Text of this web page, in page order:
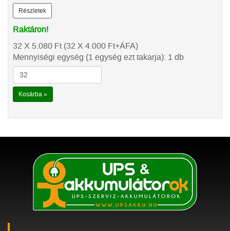
Részletek
Raktáron!
32 X 5.080 Ft(32 X 4.000 Ft+ÁFA)
Mennyiségi egység (1 egység ezt takarja): 1 db
Kosárba »